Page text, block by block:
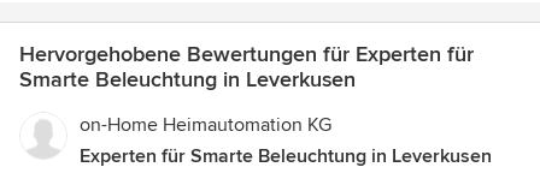
Hervorgehobene Bewertungen für Experten für
Smarte Beleuchtung in Leverkusen
on-Home Heimautomation KG
Experten für Smarte Beleuchtung in Leverkusen